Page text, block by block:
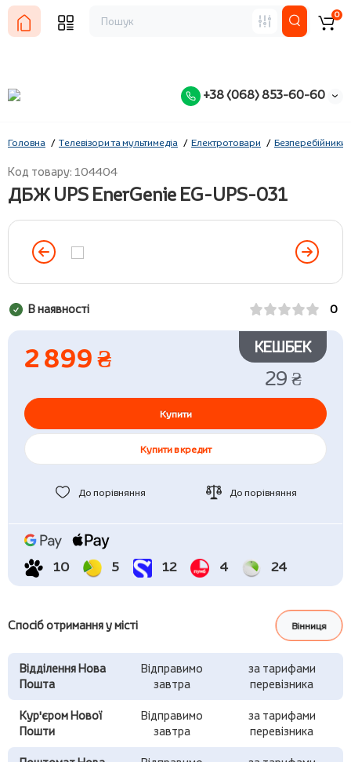
+38 (068) 853-60-60
0
Головна Телевізори та мультимедіа Електротовари Безперебійники
Код товару: 104404
ДБЖ UPS EnerGenie EG-UPS-031
В наявності 0
2 899 ₴ КЕШБЕК
29 ₴
Купити
Купити в кредит
До порівняння До порівняння
10 5 12 4 24
Спосіб отримання у місті Вінниця
Відділення Нова
Пошта
Відправимо
завтра
за тарифами
перевізника
Кур'єром Нової
Пошти
Відправимо
завтра
за тарифами
перевізника